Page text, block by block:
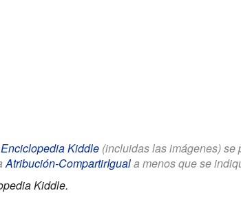
Enciclopedia Kiddle(incluidas las imágenes) se
Atribución-CompartirIguala menos que se
Kiddle.